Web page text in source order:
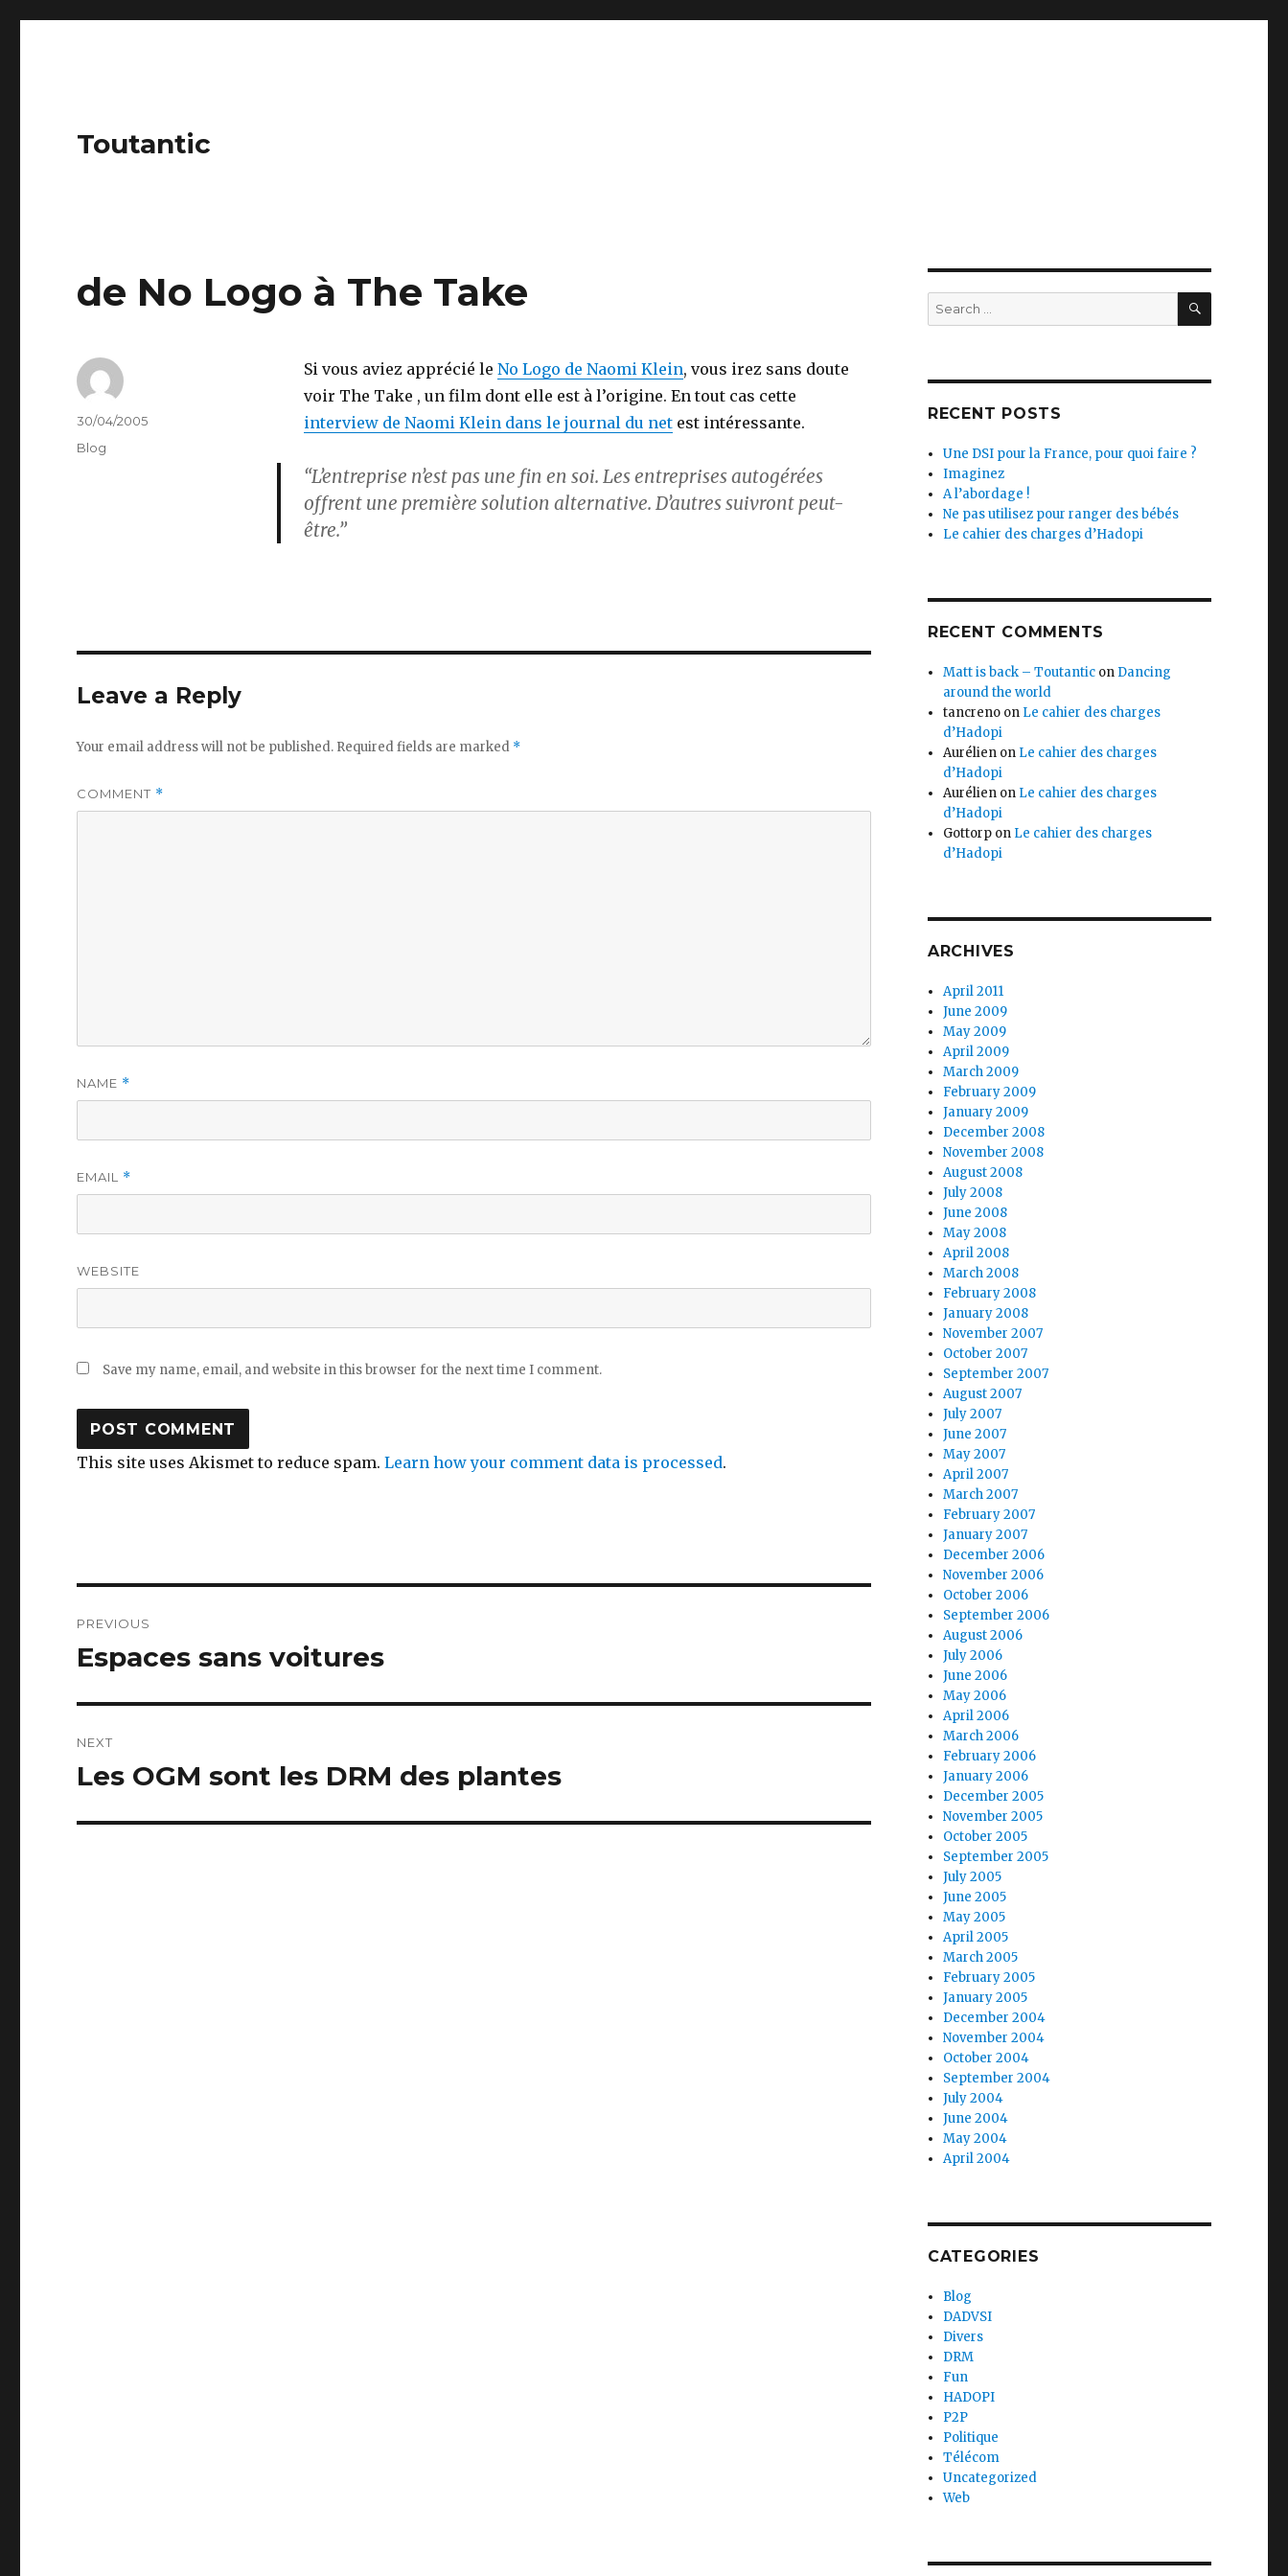
Toutantic
de No Logo à The Take
Si vous aviez apprécié le No Logo de Naomi Klein, vous irez sans doute
voir The Take , un film dont elle est à l’origine. En tout cas cette
interview de Naomi Klein dans le journal du netest intéressante.
“L’entreprise n’est pas une fin en soi. Les entreprises autogérées
offrent une première solution alternative. D’autres suivront peut-
être.”
Author
Posted
on
30/04/2005
Categories
Blog
Leave a Reply
Your email address will not be published. Required fields are marked *
COMMENT *
NAME *
EMAIL *
WEBSITE
Save my name, email, and website in this browser for the next time I comment.
This site uses Akismet to reduce spam.Learn how your comment data is processed.
navigation
PREVIOUS
Previous
Espaces sans voitures
NEXT
Next
Les OGM sont les DRM des plantes
Search
for:
SEARCH
RECENT POSTS
Une DSI pour la France, pour quoi faire ?
Imaginez
A l’abordage !
Ne pas utilisez pour ranger des bébés
Le cahier des charges d’Hadopi
RECENT COMMENTS
Matt is back – Toutantic on Dancing
around the world
tancreno on Le cahier des charges
d’Hadopi
Aurélien on Le cahier des charges
d’Hadopi
Aurélien on Le cahier des charges
d’Hadopi
Gottorp on Le cahier des charges
d’Hadopi
ARCHIVES
April 2011
June 2009
May 2009
April 2009
March 2009
February 2009
January 2009
December 2008
November 2008
August 2008
July 2008
June 2008
May 2008
April 2008
March 2008
February 2008
January 2008
November 2007
October 2007
September 2007
August 2007
July 2007
June 2007
May 2007
April 2007
March 2007
February 2007
January 2007
December 2006
November 2006
October 2006
September 2006
August 2006
July 2006
June 2006
May 2006
April 2006
March 2006
February 2006
January 2006
December 2005
November 2005
October 2005
September 2005
July 2005
June 2005
May 2005
April 2005
March 2005
February 2005
January 2005
December 2004
November 2004
October 2004
September 2004
July 2004
June 2004
May 2004
April 2004
CATEGORIES
Blog
DADVSI
Divers
DRM
Fun
HADOPI
P2P
Politique
Télécom
Uncategorized
Web